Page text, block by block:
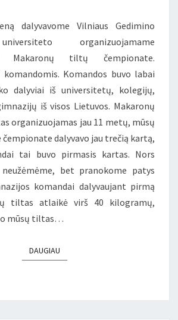
dalyvavome Vilniaus Gedimino
organizuojamame
Makaronų tiltų čempionate.
komandomis. Komandos buvo labai
dalyviai iš universitetų, kolegijų,
iš visos Lietuvos. Makaronų
organizuojamas jau 11 metų, mūsų
dalyvavo jau trečią kartą,
tai buvo pirmasis kartas. Nors
bet pranokome patys
komandai dalyvaujant pirmą
tiltas atlaikė virš 40 kilogramų,
o mūsų tiltas…
DAUGIAU